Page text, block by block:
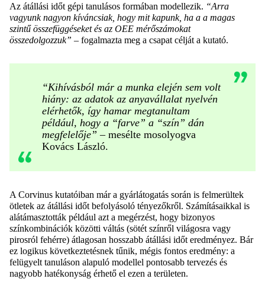
Az átállási időt gépi tanulásos formában modellezik. “Arra
vagyunk nagyon kíváncsiak, hogy mit kapunk, ha a a magas
szintű összefüggéseket és az OEE mérőszámokat
összedolgozzuk” – fogalmazta meg a csapat célját a kutató.
“Kihívásból már a munka elején sem volt
hiány: az adatok az anyavállalat nyelvén
elérhetők, így hamar megtanultam
például, hogy a “farve” a “szín” dán
megfelelője”– mesélte mosolyogva
Kovács László.
A Corvinus kutatóiban már a gyárlátogatás során is felmerültek
ötletek az átállási időt befolyásoló tényezőkről. Számításaikkal is
alátámasztották például azt a megérzést, hogy bizonyos
színkombinációk közötti váltás (sötét színről világosra vagy
pirosról fehérre) átlagosan hosszabb átállási időt eredményez. Bár
ez logikus következtetésnek tűnik, mégis fontos eredmény: a
felügyelt tanuláson alapuló modellel pontosabb tervezés és
nagyobb hatékonyság érhető el ezen a területen.